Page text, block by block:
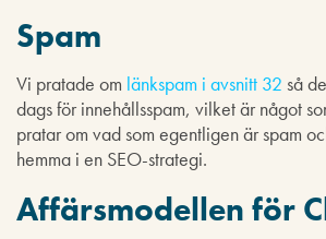
Spam
Vi pratade om länkspam i avsnitt 32 så
dags för innehållsspam, vilket är något
pratar om vad som egentligen är spam
hemma i en SEO-strategi.
Affärsmodellen för